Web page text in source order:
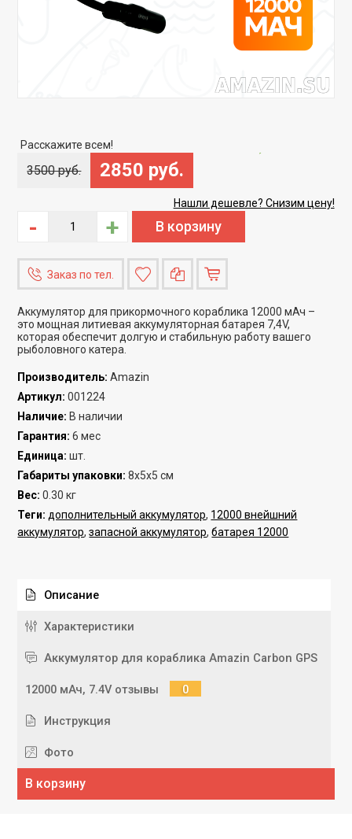
Расскажите всем!
3500 руб. 2850 руб.
Нашли дешевле? Снизим цену!
- +
Заказ по тел.
Аккумулятор для прикормочного кораблика 12000 мАч –
это мощная литиевая аккумуляторная батарея 7,4V,
которая обеспечит долгую и стабильную работу вашего
рыболовного катера.
Производитель: Amazin
Артикул: 001224
Наличие: В наличии
Гарантия: 6 мес
Единица: шт.
Габариты упаковки: 8x5x5 см
Вес: 0.30 кг
Теги: дополнительный аккумулятор, 12000 внейшний
аккумулятор,запасной аккумулятор,батарея 12000
Описание
Характеристики
Аккумулятор для кораблика Amazin Carbon GPS
12000 мАч, 7.4V отзывы 0
Инструкция
Фото
В корзину